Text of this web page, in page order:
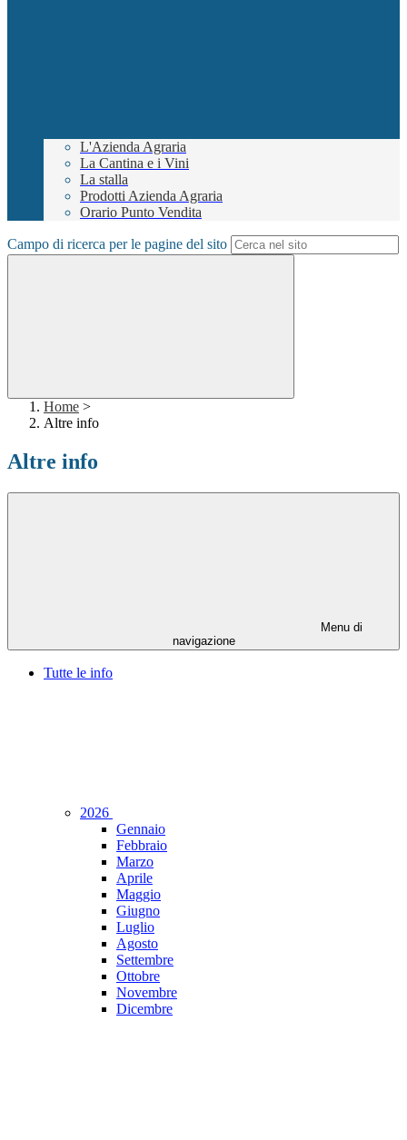
L'Azienda Agraria
La Cantina e i Vini
La stalla
Prodotti Azienda Agraria
Orario Punto Vendita
Campo di ricerca per le pagine del sito
Home >
Altre info
Altre info
Menu di
navigazione
Tutte le info
2026
Gennaio
Febbraio
Marzo
Aprile
Maggio
Giugno
Luglio
Agosto
Settembre
Ottobre
Novembre
Dicembre